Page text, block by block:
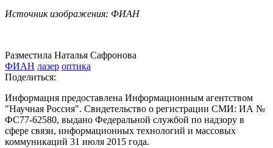
Источник изображения: ФИАН
Разместила Наталья Сафронова
ФИАН лазер оптика
Поделиться:
Информация предоставлена Информационным агентством
"Научная Россия". Свидетельство о регистрации СМИ: ИА №
ФС77-62580, выдано Федеральной службой по надзору в
сфере связи, информационных технологий и массовых
коммуникаций 31 июля 2015 года.